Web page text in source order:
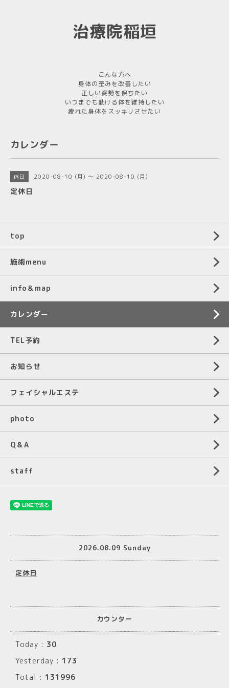
治療院稲垣
こんな方へ
身体の歪みを改善したい
正しい姿勢を保ちたい
いつまでも動ける体を維持したい
疲れた身体をスッキリさせたい
カレンダー
休日 2020-08-10 (月) ～ 2020-08-10 (月)
定休日
top
施術menu
info＆map
カレンダー
TEL予約
お知らせ
フェイシャルエステ
photo
Q＆A
staff
2026.08.09 Sunday
定休日
カウンター
Today : 30
Yesterday : 173
Total : 131996